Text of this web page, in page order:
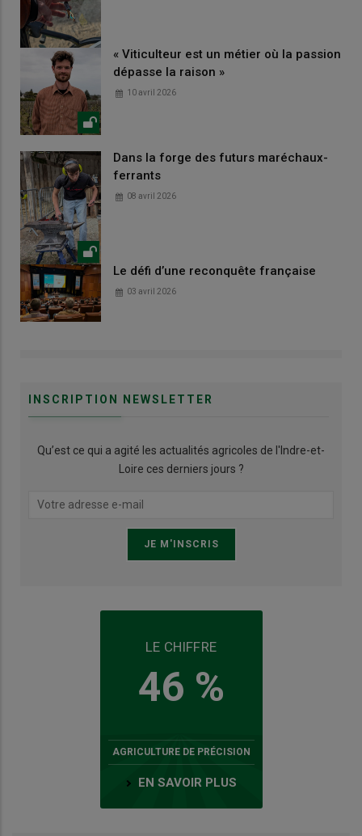
« Viticulteur est un métier où la passion
dépasse la raison »
10 avril 2026
Dans la forge des futurs maréchaux-
ferrants
08 avril 2026
Le défi d’une reconquête française
03 avril 2026
INSCRIPTION NEWSLETTER
Qu’est ce qui a agité les actualités agricoles de l'Indre-et-
Loire ces derniers jours ?
LE CHIFFRE
46 %
AGRICULTURE DE PRÉCISION
EN SAVOIR PLUS